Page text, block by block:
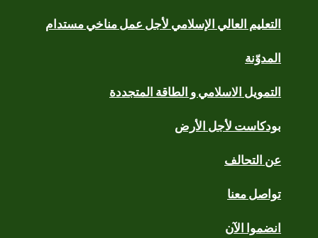
التعليم العالي الإسلامي لأجل عمل مناخي مستدام
المدوّنة
التمويل الاسلامي و الطاقة المتجددة
بودكاست لأجل الأرض
عن التحالف
تواصل معنا
انضموا الآن